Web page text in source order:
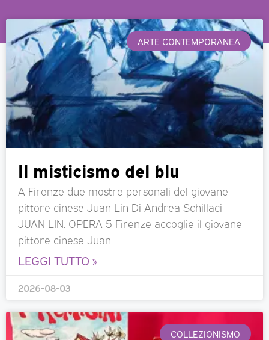
ARTE CONTEMPORANEA
Il misticismo del blu
A Firenze due mostre personali del giovane
pittore cinese Juan Lin Di Andrea Schillaci
JUAN LIN. OPERA 5 Firenze accoglie il giovane
pittore cinese Juan
LEGGI TUTTO »
2026-08-03
COLLEZIONISMO